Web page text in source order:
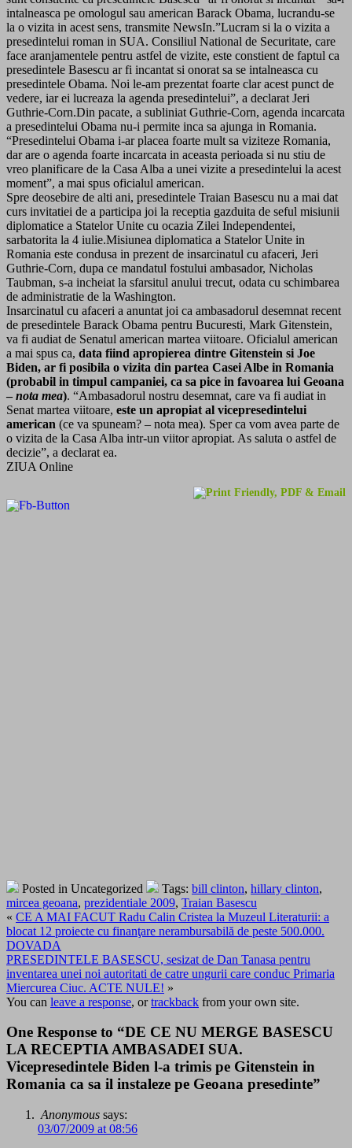
intalneasca pe omologul sau american Barack Obama, lucrandu-se
la o vizita in acest sens, transmite NewsIn.”Lucram si la o vizita a
presedintelui roman in SUA. Consiliul National de Securitate, care
face aranjamentele pentru astfel de vizite, este constient de faptul ca
presedintele Basescu ar fi incantat si onorat sa se intalneasca cu
presedintele Obama. Noi le-am prezentat foarte clar acest punct de
vedere, iar ei lucreaza la agenda presedintelui”, a declarat Jeri
Guthrie-Corn.Din pacate, a subliniat Guthrie-Corn, agenda incarcata
a presedintelui Obama nu-i permite inca sa ajunga in Romania.
“Presedintelui Obama i-ar placea foarte mult sa viziteze Romania,
dar are o agenda foarte incarcata in aceasta perioada si nu stiu de
vreo planificare de la Casa Alba a unei vizite a presedintelui la acest
moment”, a mai spus oficialul american.
Spre deosebire de alti ani, presedintele Traian Basescu nu a mai dat
curs invitatiei de a participa joi la receptia gazduita de seful misiunii
diplomatice a Statelor Unite cu ocazia Zilei Independentei,
sarbatorita la 4 iulie.Misiunea diplomatica a Statelor Unite in
Romania este condusa in prezent de insarcinatul cu afaceri, Jeri
Guthrie-Corn, dupa ce mandatul fostului ambasador, Nicholas
Taubman, s-a incheiat la sfarsitul anului trecut, odata cu schimbarea
de administratie de la Washington.
Insarcinatul cu afaceri a anuntat joi ca ambasadorul desemnat recent
de presedintele Barack Obama pentru Bucuresti, Mark Gitenstein,
va fi audiat de Senatul american martea viitoare. Oficialul american
a mai spus ca, data fiind apropierea dintre Gitenstein si Joe
Biden, ar fi posibila o vizita din partea Casei Albe in Romania
(probabil in timpul campaniei, ca sa pice in favoarea lui Geoana
– nota mea). “Ambasadorul nostru desemnat, care va fi audiat in
Senat martea viitoare, este un apropiat al vicepresedintelui
american (ce va spuneam? – nota mea). Sper ca vom avea parte de
o vizita de la Casa Alba intr-un viitor apropiat. As saluta o astfel de
decizie”, a declarat ea.
ZIUA Online
Posted in Uncategorized Tags: bill clinton, hillary clinton,
mircea geoana, prezidentiale 2009, Traian Basescu
« CE A MAI FACUT Radu Calin Cristea la Muzeul Literaturii: a
blocat 12 proiecte cu finanţare nerambursabilă de peste 500.000.
DOVADA
PRESEDINTELE BASESCU, sesizat de Dan Tanasa pentru
inventarea unei noi autoritati de catre ungurii care conduc Primaria
Miercurea Ciuc. ACTE NULE! »
You can leave a response, ortrackback from your own site.
One Response to “DE CE NU MERGE BASESCU
LA RECEPTIA AMBASADEI SUA.
Vicepresedintele Biden l-a trimis pe Gitenstein in
Romania ca sa il instaleze pe Geoana presedinte”
Anonymous says:
03/07/2009 at 08:56